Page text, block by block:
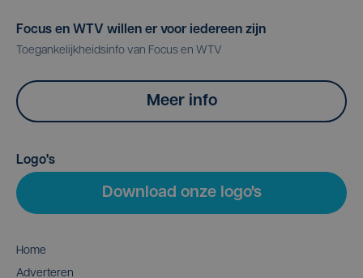
Focus en WTV willen er voor iedereen zijn
Toegankelijkheidsinfo van Focus en WTV
Meer info
Logo's
Download onze logo's
Home
Adverteren